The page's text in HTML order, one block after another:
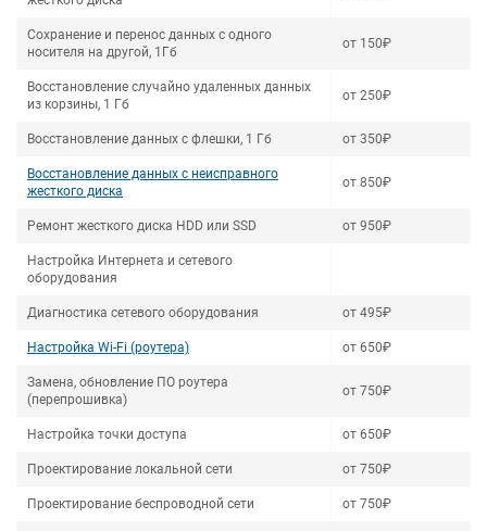
Сохранение и перенос данных с одного
носителя на другой, 1Гб
от 150₽
Восстановление случайно удаленных данных
из корзины, 1 Гб
от 250₽
Восстановление данных с флешки, 1 Гб от 350₽
Восстановление данных с неисправного
жесткого диска
от 850₽
Ремонт жесткого диска HDD или SSD от 950₽
Настройка Интернета и сетевого
оборудования
Диагностика сетевого оборудования от 495₽
Настройка Wi-Fi (роутера) от 650₽
Замена, обновление ПО роутера
(перепрошивка)
от 750₽
Настройка точки доступа от 650₽
Проектирование локальной сети от 750₽
Проектирование беспроводной сети от 750₽